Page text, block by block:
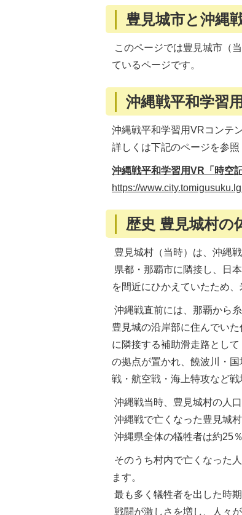
豊見城市と沖縄
このページでは豊見城市（
ているページです。
沖縄戦平和学習
沖縄戦平和学習用VRコンテ
詳しくは下記のページを参照
沖縄戦平和学習用VR「時空
https://
歴史 豊見城村の
豊見城村（当時）は、沖縄
県都・那覇市に隣接し、日
を間近にひかえていたため
沖縄戦直前には、那覇から
豊見城の沿岸部に住んでい
に隣接する補助滑走路とし
の拠点が置かれ、饒波川・
戦・航空戦・海上特攻など
沖縄戦当時、豊見城村の人
沖縄戦で亡くなった豊見城
沖縄県全体の犠牲者は約25
そのうち村内で亡くなった
ます。
最も多く犠牲者を出した時
戦闘が激しさを増し、人々